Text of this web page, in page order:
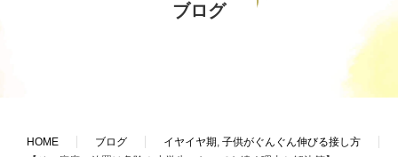
ブログ
HOME ブログ イヤイヤ期, 子供がぐんぐん伸びる接し方